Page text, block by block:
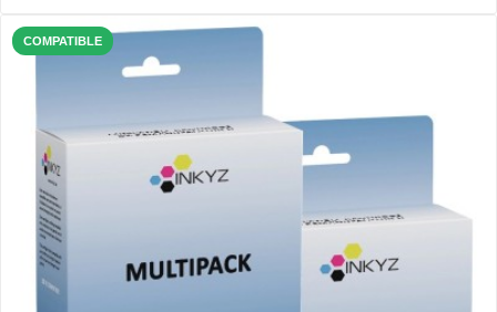
COMPATIBLE